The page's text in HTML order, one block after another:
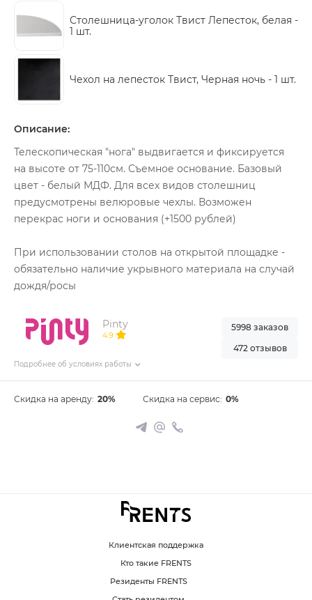
Столешница-уголок Твист Лепесток, белая -
1 шт.
Чехол на лепесток Твист, Черная ночь - 1 шт.
Описание:
Телескопическая "нога" выдвигается и фиксируется
на высоте от 75-110см. Съемное основание. Базовый
цвет - белый МДФ. Для всех видов столешниц
предусмотрены велюровые чехлы. Возможен
перекрас ноги и основания (+1500 рублей)
При использовании столов на открытой площадке -
обязательно наличие укрывного материала на случай
дождя/росы
Pinty
4.9
Подробнее об условиях работы
5998 заказов
472 отзывов
Скидка на аренду: 20% Скидка на сервис: 0%
Клиентская поддержка
Кто такие FRENTS
Резиденты FRENTS